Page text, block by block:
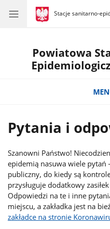
gov.pl
Stacje sanitarno-
gov.pl
Stacje
Powiatowa
Pytania i
Szanowni Państwo!
epidemią nasuwa wiele
publiczny, do kiedy są
przysługuje dodatkowy
Odpowiedzi na te i inne
miejscu, a zakładka jest na
zakładce na stronie